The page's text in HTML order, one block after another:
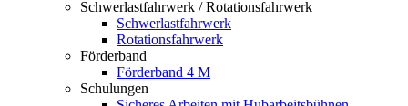
Schwerlastfahrwerk / Rotationsfahrwerk
Schwerlastfahrwerk
Rotationsfahrwerk
Förderband
Förderband 4 M
Schulungen